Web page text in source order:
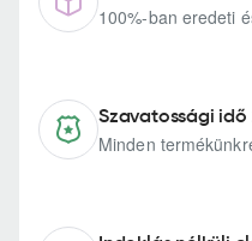
100%-ban eredeti
Szavatossági idő
Minden